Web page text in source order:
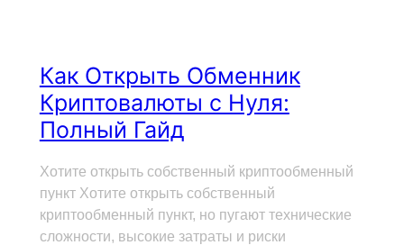
Как Открыть Обменник
Криптовалюты с Нуля:
Полный Гайд
Хотите открыть собственный криптообменный
пункт Хотите открыть собственный
криптообменный пункт, но пугают технические
сложности, высокие затраты и риски